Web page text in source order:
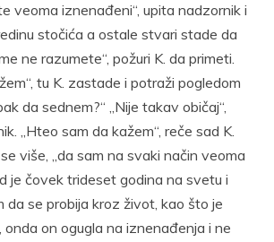
veoma iznenađeni“, upita nadzornik i
stočića a ostale stvari stade da
ne razumete“, požuri K. da primeti.
tu K. zastade i potraži pogledom
da sednem?“ „Nije takav običaj“,
„Hteo sam da kažem“, reče sad K.
više, „da sam na svaki način veoma
je čovek trideset godina na svetu i
da se probija kroz život, kao što je
onda on ogugla na iznenađenja i ne